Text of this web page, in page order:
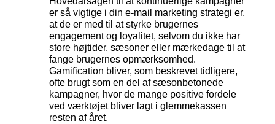
er så vigtige i din e-mail marketing strategi er,
at de er med til at styrke brugernes
engagement og loyalitet, selvom du ikke har
store højtider, sæsoner eller mærkedage til at
fange brugernes opmærksomhed.
Gamification bliver, som beskrevet tidligere,
ofte brugt som en del af sæsonbetonede
kampagner, hvor de mange positive fordele
ved værktøjet bliver lagt i glemmekassen
resten af året.